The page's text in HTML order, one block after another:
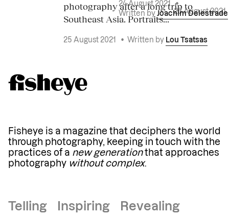
photography after a long trip to
Southeast Asia. Portraits...
25 August 2021 • Written by Lou Tsatsas
24 August 2021•
Written by Joachim Delestrade
23 August 2021
Fisheye is a magazine that deciphers the world
through photography, keeping in touch with the
practices of a new generationthat approaches
photography without complex.
Telling Inspiring Revealing